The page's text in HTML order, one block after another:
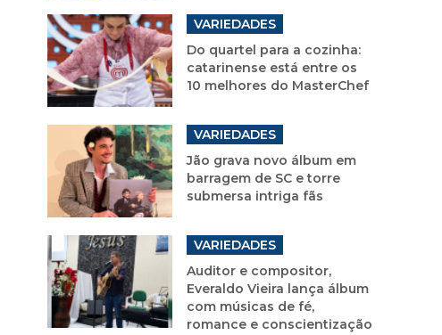
VARIEDADES
Do quartel para a cozinha:
catarinense está entre os
10 melhores do MasterChef
VARIEDADES
Jão grava novo álbum em
barragem de SC e torre
submersa intriga fãs
VARIEDADES
Auditor e compositor,
Everaldo Vieira lança álbum
com músicas de fé,
romance e conscientização